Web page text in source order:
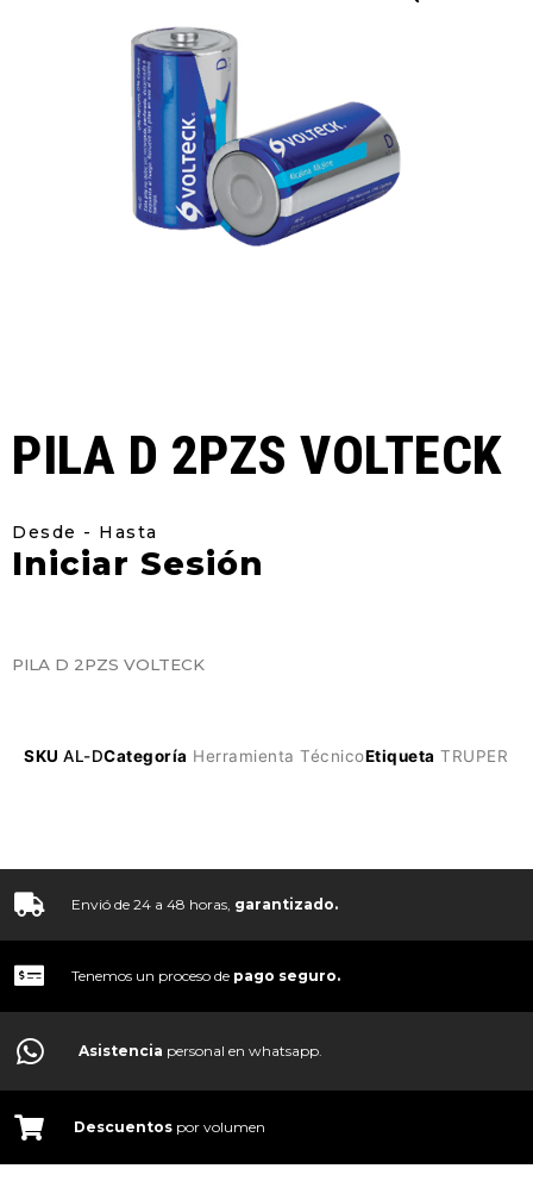
PILA D 2PZS VOLTECK
Desde - Hasta
Iniciar Sesión
PILA D 2PZS VOLTECK
SKU AL-DCategoría Herramienta TécnicoEtiqueta TRUPER
Envió de 24 a 48 horas, garantizado.
Tenemos un proceso de pago seguro.
Asistencia personal en whatsapp.
Descuentos por volumen